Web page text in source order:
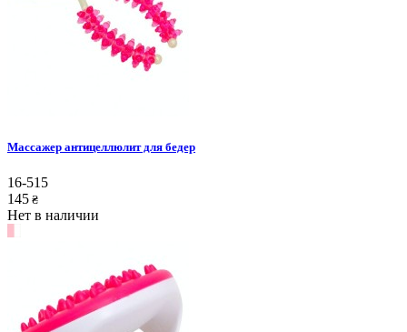
Массажер антицеллюлит для бедер
16-515
145 ₴
Нет в наличии